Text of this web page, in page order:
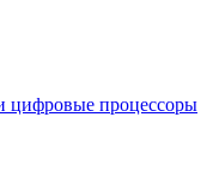
цифровые процессоры